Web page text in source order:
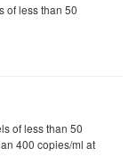
of less than 50
of less than 50
400 copies/ml at